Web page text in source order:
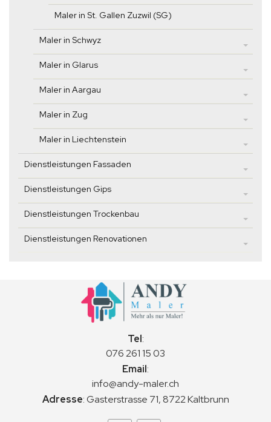
Maler in St. Gallen Zuzwil (SG)
Maler in Schwyz
Maler in Glarus
Maler in Aargau
Maler in Zug
Maler in Liechtenstein
Dienstleistungen Fassaden
Dienstleistungen Gips
Dienstleistungen Trockenbau
Dienstleistungen Renovationen
Tel:
076 261 15 03
Email:
info@andy-maler.ch
Adresse:Gasterstrasse 71, 8722 Kaltbrunn